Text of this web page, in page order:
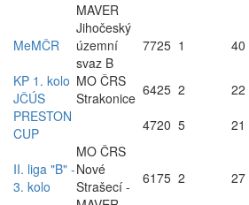
MAVER
MeMČR
Jihočeský
územní
svaz B
7725 1 40
KP 1. kolo
JČÚS
MO ČRS
Strakonice 6425 2 22
PRESTON
CUP
4720 5 21
II. liga "B" -
3. kolo
MO ČRS
Nové
Strašecí -
6175 2 27